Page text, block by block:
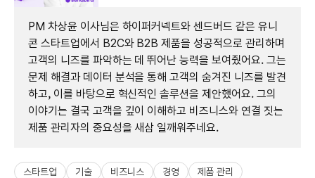
PM 차상윤 이사님은 하이퍼커넥트와 센드버드 같은 유니
콘 스타트업에서 B2C와 B2B 제품을 성공적으로 관리하며
고객의 니즈를 파악하는 데 뛰어난 능력을 보여줬어요. 그는
문제 해결과 데이터 분석을 통해 고객의 숨겨진 니즈를 발견
하고, 이를 바탕으로 혁신적인 솔루션을 제안했어요. 그의
이야기는 결국 고객을 깊이 이해하고 비즈니스와 연결 짓는
제품 관리자의 중요성을 새삼 일깨워주네요.
스타트업 기술 비즈니스 경영 제품 관리